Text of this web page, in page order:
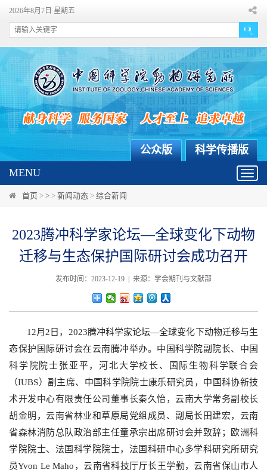
2026年8月7日 星期五
科学传播版
公众版
MENU
首页 > > > 新闻动态 > 综合新闻
2023腾冲科学家论坛—全球变化下动物
迁移与生态保护国际研讨会成功召开
发布时间：2023-12-19 | 来源：学会期刊与文献部
12月2日，2023腾冲科学家论坛—全球变化下动物迁移与生
态保护国际研讨会在云南腾冲举办。中国科学院副院长、中国
科学院院士张亚平，河北大学校长、国际生物科学联合会
（IUBS）副主席、中国科学院院士康乐研究员，中国科协新技
术开发中心有限责任公司董事长秦久怡，云南大学常务副校长
胡金明，云南省林业和草原局党组成员、副局长田建宏，云南
省森林消防总队政治部主任童承宗出席研讨会并致辞；欧洲科
学院院士、法国科学院院士，法国科研中心多学科研究所研究
员Yvon Le Maho，云南省科技厅厅长王学勤，云南省保山市人